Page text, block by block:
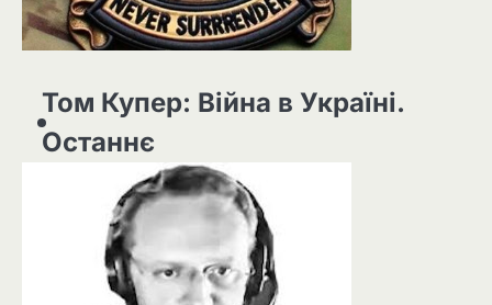
Том Купер: Війна в Україні.
Останнє